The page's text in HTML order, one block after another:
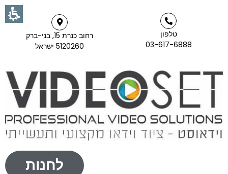
טלפון
03-617-6888
רחוב כנרת 15, בני-ברק
5120260 ישראל
לחנות